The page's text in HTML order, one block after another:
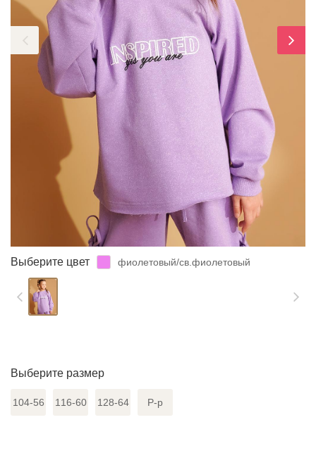
Выберите цвет фиолетовый/св.фиолетовый
Выберите размер
104-56 116-60 128-64 Р-р